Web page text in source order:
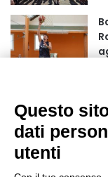
Questo
dati
utenti